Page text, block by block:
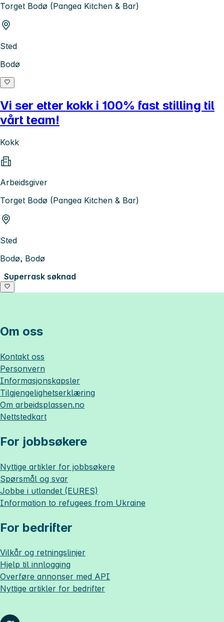
Torget Bodø (Pangea Kitchen & Bar)
Sted
Bodø
Vi ser etter kokk i 100% fast stilling til
vårt team!
Kokk
Arbeidsgiver
Torget Bodø (Pangea Kitchen & Bar)
Sted
Bodø, Bodø
Superrask søknad
Om oss
Kontakt oss
Personvern
Informasjonskapsler
Tilgjengelighetserklæring
Om arbeidsplassen.no
Nettstedkart
For jobbsøkere
Nyttige artikler for jobbsøkere
Spørsmål og svar
Jobbe i utlandet (EURES)
Information to refugees from Ukraine
For bedrifter
Vilkår og retningslinjer
Hjelp til innlogging
Overføre annonser med API
Nyttige artikler for bedrifter